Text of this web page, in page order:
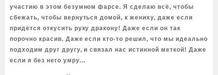
участию в этом безумном фарсе. Я сделаю всё, чтобы
сбежать, чтобы вернуться домой, к жениху, даже если
придётся откусить руку дракону! Даже если он так
порочно красив. Даже если кто-то решил, что мы идеально
подходим друг другу, и связал нас истинной меткой! Даже
если я без него умру…